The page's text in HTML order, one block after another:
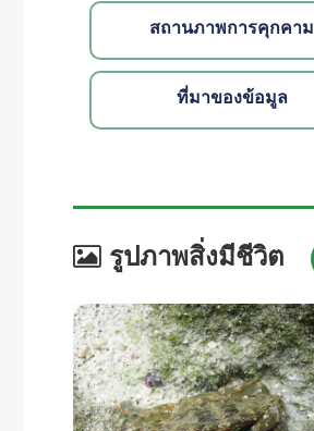
สถานภาพการคุกคาม
ที่มาของข้อมูล
รูปภาพสิ่งมีชีวิต